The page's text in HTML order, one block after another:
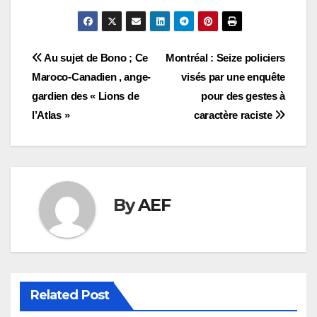
Navigation
de
l’article
Montréal : Seize policiers
visés par une enquête
pour des gestes à
caractère raciste
Au sujet de Bono ; Ce
Maroco-Canadien , ange-
gardien des « Lions de
l’Atlas »
ByAEF
Related Post